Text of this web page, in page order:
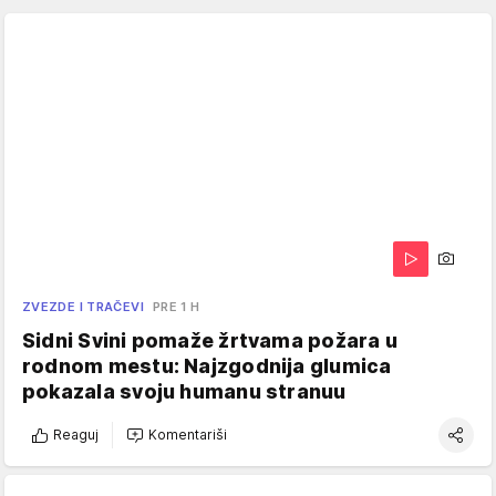
ZVEZDE I TRAČEVI PRE 1 H
Sidni Svini pomaže žrtvama požara u
rodnom mestu: Najzgodnija glumica
pokazala svoju humanu stranuu
Reaguj Komentariši